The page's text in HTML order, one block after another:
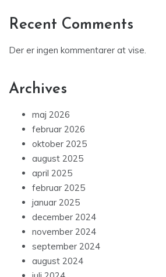
Recent Comments
Der er ingen kommentarer at vise.
Archives
maj 2026
februar 2026
oktober 2025
august 2025
april 2025
februar 2025
januar 2025
december 2024
november 2024
september 2024
august 2024